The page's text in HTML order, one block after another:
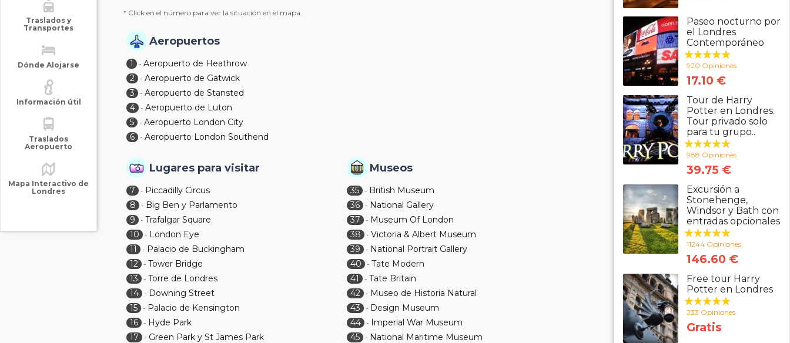
Traslados y
Transportes
Dónde Alojarse
Información útil
Traslados
Aeropuerto
Mapa Interactivo de
Londres
* Click en el número para ver la situación en el mapa.
Aeropuertos
1 -Aeropuerto de Heathrow
2 -Aeropuerto de Gatwick
3
-Aeropuerto de Stansted
4 -Aeropuerto de Luton
5 -Aeropuerto London City
6 -Aeropuerto London Southend
Lugares para visitar
7 - Piccadilly Circus
8
- Big Ben y Parlamento
9
- Trafalgar Square
10
- London Eye
11
- Palacio de Buckingham
12 - Tower Bridge
13
- Torre de Londres
14 - Downing Street
15 - Palacio de Kensington
16 - Hyde Park
17
- Green Park y St James Park
Museos
35 - British Museum
36 - National Gallery
37
- Museum Of London
38
-Victoria & Albert Museum
39
- National Portrait Gallery
40
- Tate Modern
41
- Tate Britain
42 - Museo de Historia Natural
43
- Design Museum
44 - Imperial War Museum
45 - National Maritime Museum
Paseo nocturno por
el Londres
Contemporáneo
920 Opiniones
17.10 €
Tour de Harry
Potter en Londres.
Tour privado solo
para tu grupo..
988 Opiniones
39.75 €
Excursión a
Stonehenge,
Windsor y Bath con
entradas opcionales
11244 Opiniones
146.60 €
Free tour Harry
Potter en Londres
233 Opiniones
Gratis